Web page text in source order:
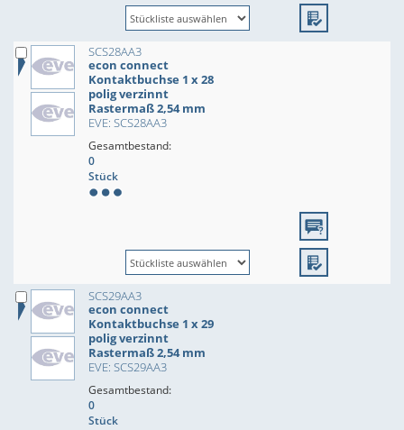
SCS28AA3
econ connect
Kontaktbuchse 1 x 28
polig verzinnt
Rastermaß 2,54 mm
EVE: SCS28AA3
Gesamtbestand:
0
Stück
SCS29AA3
econ connect
Kontaktbuchse 1 x 29
polig verzinnt
Rastermaß 2,54 mm
EVE: SCS29AA3
Gesamtbestand:
0
Stück